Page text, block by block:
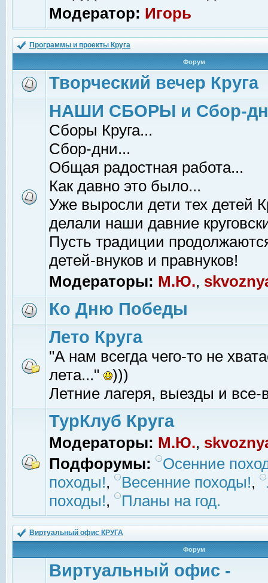
Модератор: Игорь
Программы и проекты Круга
Форум
Творческий вечер Круга
НАШИ СБОРЫ и Сбор-
Сборы Круга...
Сбор-дни...
Общая радостная работа...
Как давно это было...
Уже выросли дети тех детей
делали наши давние
Пусть традиции
детей-внуков и правнуков!
Модераторы: М.Ю.,
Ко Дню Победы
Лето Круга
"А нам всегда чего-то не
лета..."
)))
Летние лагеря, выезды и все-
ТурКлуб Круга
Модераторы: М.Ю.,
Подфорумы:
Осенние
походы!, Весенние походы!,
походы!, Планы на год.
Виртуальный офис КРУГА
Форум
Виртуальный офис -